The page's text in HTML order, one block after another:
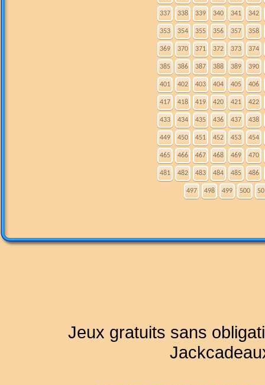
337 338 339 340 341 342
353 354 355 356 357 358
369 370 371 372 373 374
385 386 387 388 389 390
401 402 403 404 405 406
417 418 419 420 421 422
433 434 435 436 437 438
449 450 451 452 453 454
465 466 467 468 469 470
481 482 483 484 485 486
497 498 499 500
Jeux gratuits sans